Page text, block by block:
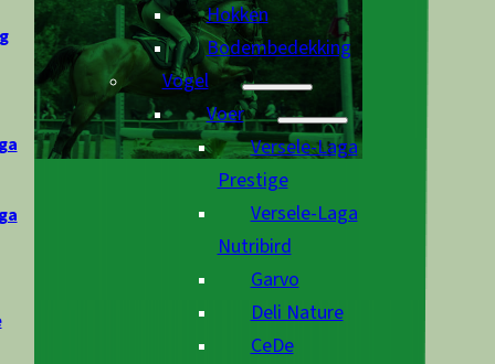
Hokken
Bodembedekking
Vogel
Voer
Versele-Laga
Prestige
Versele-Laga
Nutribird
Garvo
Deli Nature
CeDe